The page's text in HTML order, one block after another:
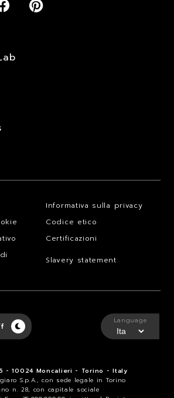
Informativa sulla privacy
Codice etico
Certificazioni
Slavery statement
- 10024 Moncalieri - Torino - Italy
S.p.A., con sede legale in Torino
n. 28, con capitale sociale
Language